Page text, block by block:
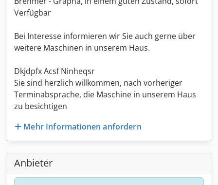
Verfügbar
Bei Interesse informieren wir Sie auch gerne über
weitere Maschinen in unserem Haus.
Dkjdpfx Acsf Ninheqsr
Sie sind herzlich willkommen, nach vorheriger
Terminabsprache, die Maschine in unserem Haus
zu besichtigen
Mehr Informationen anfordern
Anbieter